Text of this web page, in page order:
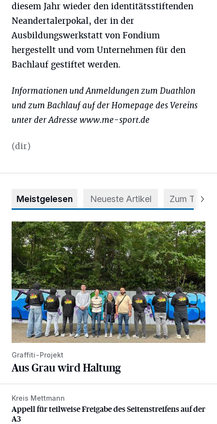
diesem Jahr wieder den identitätsstiftenden
Neandertalerpokal, der in der
Ausbildungswerkstatt von Fondium
hergestellt und vom Unternehmen für den
Bachlauf gestiftet werden.
Informationen und Anmeldungen zum Duathlon
und zum Bachlauf auf der Homepage des Vereins
unter der Adresse www.me-sport.de
(dir)
Meistgelesen Neueste Artikel Zum Thema
Aus Grau wird Haltung
Graffiti-Projekt
Aus Grau wird Haltung
Appell für teilweise Freigabe des Seitenstreifens auf der A3
Kreis Mettmann
Appell für teilweise Freigabe des Seitenstreifens auf der
A3